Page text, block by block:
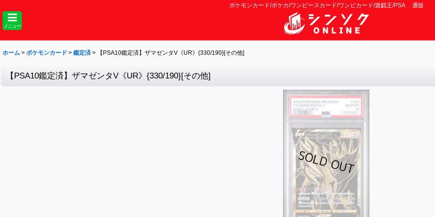
ポケモンカード/ポケカ/ワンピースカード/ワンピカード/遊戯王/PSA 通販
メニュー
ホーム > ポケモンカード > 鑑定済 > 【PSA10鑑定済】ザマゼンタV《UR》{330/190}[その他]
【PSA10鑑定済】ザマゼンタV《UR》{330/190}[その他]